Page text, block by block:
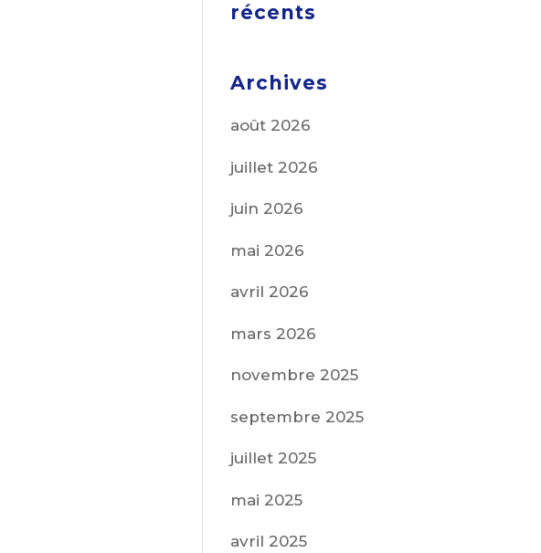
récents
Archives
août 2026
juillet 2026
juin 2026
mai 2026
avril 2026
mars 2026
novembre 2025
septembre 2025
juillet 2025
mai 2025
avril 2025